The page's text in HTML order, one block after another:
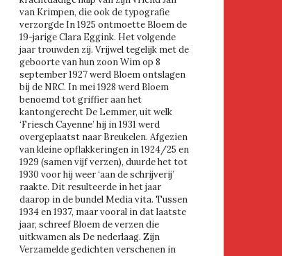
van Krimpen, die ook de typografie
verzorgde In 1925 ontmoette Bloem de
19-jarige Clara Eggink. Het volgende
jaar trouwden zij. Vrijwel tegelijk met de
geboorte van hun zoon Wim op 8
september 1927 werd Bloem ontslagen
bij de NRC. In mei 1928 werd Bloem
benoemd tot griffier aan het
kantongerecht De Lemmer, uit welk
‘Friesch Cayenne’ hij in 1931 werd
overgeplaatst naar Breukelen. Afgezien
van kleine opflakkeringen in 1924/25 en
1929 (samen vijf verzen), duurde het tot
1930 voor hij weer ‘aan de schrijverij’
raakte. Dit resulteerde in het jaar
daarop in de bundel Media vita. Tussen
1934 en 1937, maar vooral in dat laatste
jaar, schreef Bloem de verzen die
uitkwamen als De nederlaag. Zijn
Verzamelde gedichten verschenen in